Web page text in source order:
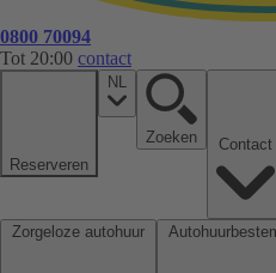
0800 70094
Tot 20:00 contact
Reserveren
NL
Zoeken